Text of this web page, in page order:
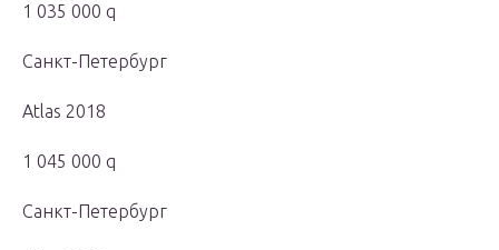
1 035 000 q
Санкт-Петербург
Atlas 2018
1 045 000 q
Санкт-Петербург